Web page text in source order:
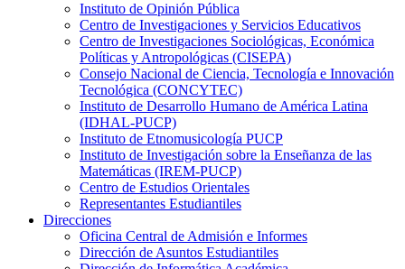
Instituto de Opinión Pública
Centro de Investigaciones y Servicios Educativos
Centro de Investigaciones Sociológicas, Económica
Políticas y Antropológicas (CISEPA)
Consejo Nacional de Ciencia, Tecnología e Innovación
Tecnológica (CONCYTEC)
Instituto de Desarrollo Humano de América Latina
(IDHAL-PUCP)
Instituto de Etnomusicología PUCP
Instituto de Investigación sobre la Enseñanza de las
Matemáticas (IREM-PUCP)
Centro de Estudios Orientales
Representantes Estudiantiles
Direcciones
Oficina Central de Admisión e Informes
Dirección de Asuntos Estudiantiles